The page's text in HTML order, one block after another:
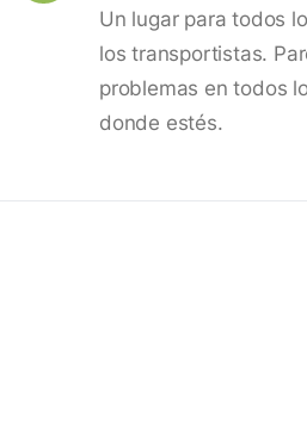
Un lugar para todos
los transportistas.
problemas en todos
donde estés.